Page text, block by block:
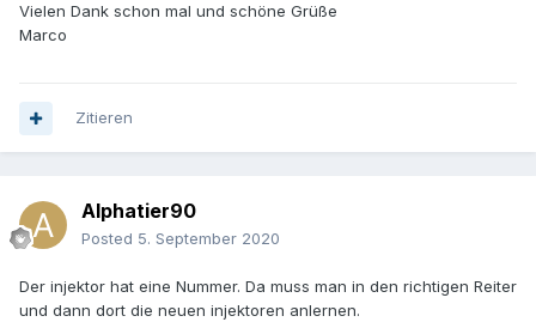
Vielen Dank schon mal und schöne Grüße
Marco
Zitieren
Alphatier90
Posted 5. September 2020
Der injektor hat eine Nummer. Da muss man in den richtigen Reiter
und dann dort die neuen injektoren anlernen.